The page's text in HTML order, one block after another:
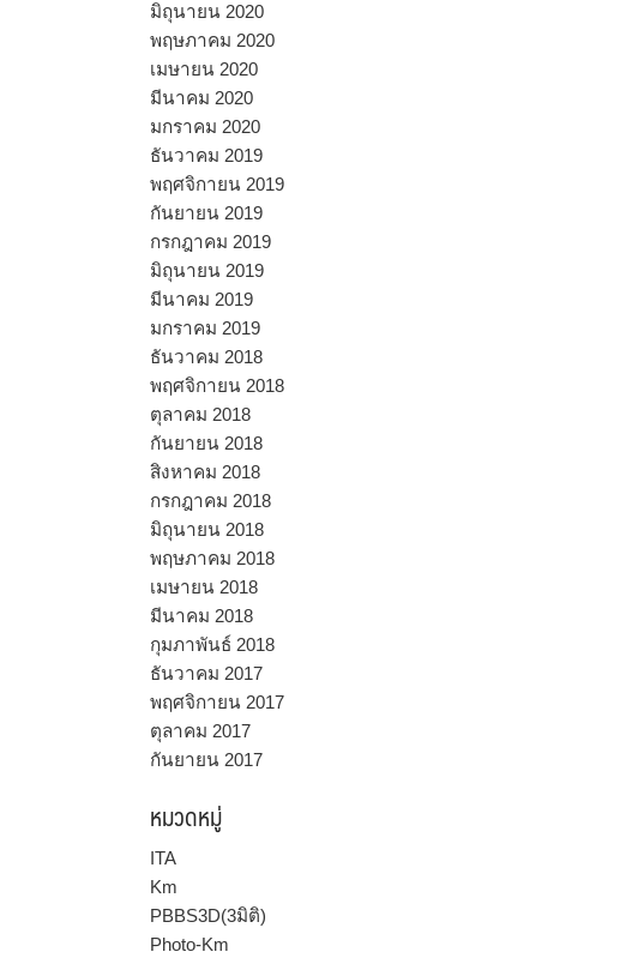
มิถุนายน 2020
พฤษภาคม 2020
เมษายน 2020
มีนาคม 2020
มกราคม 2020
ธันวาคม 2019
พฤศจิกายน 2019
กันยายน 2019
กรกฎาคม 2019
มิถุนายน 2019
มีนาคม 2019
มกราคม 2019
ธันวาคม 2018
พฤศจิกายน 2018
ตุลาคม 2018
กันยายน 2018
สิงหาคม 2018
กรกฎาคม 2018
มิถุนายน 2018
พฤษภาคม 2018
เมษายน 2018
มีนาคม 2018
กุมภาพันธ์ 2018
ธันวาคม 2017
พฤศจิกายน 2017
ตุลาคม 2017
กันยายน 2017
หมวดหมู่
ITA
Km
PBBS3D(3มิติ)
Photo-Km